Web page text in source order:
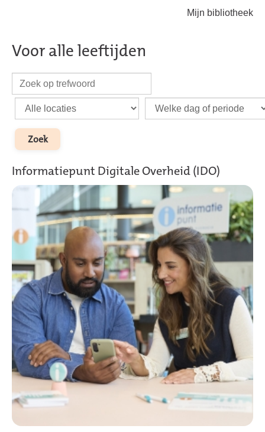
Mijn bibliotheek
Voor alle leeftijden
Informatiepunt Digitale Overheid (IDO)